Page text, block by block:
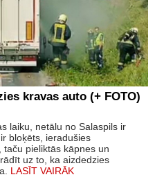
kravas auto (+ FOTO)
laiku, netālu no Salaspils ir
bloķēts, ieradušies
taču pieliktās kāpnes un
uz to, ka aizdedzies
LASĪT VAIRĀK